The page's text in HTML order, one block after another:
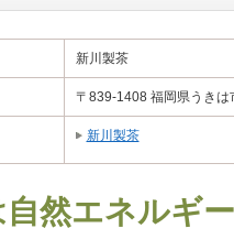
新川製茶
〒839-1408 福岡県うき
新川製茶
自然エネルギ